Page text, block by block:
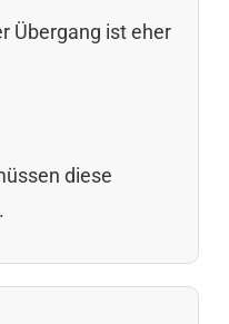
Übergang ist eher
diese